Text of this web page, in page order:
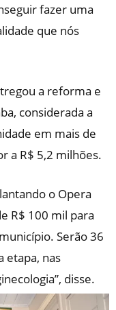
fazer uma
que nós
a reforma e
considerada a
em mais de
a R$ 5,2 milhões.
o Opera
R$ 100 mil para
Serão 36
etapa, nas
disse.